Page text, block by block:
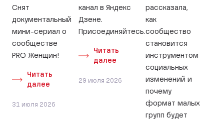
Снят
документальный
мини-сериал о
сообществе
PRO Женщин!
Читать
далее
31 июля 2026
канал в Яндекс
Дзене.
Присоединяйтесь.
Читать
далее
29 июля 2026
рассказала,
как
сообщество
становится
инструментом
социальных
изменений и
почему
формат малых
групп будет